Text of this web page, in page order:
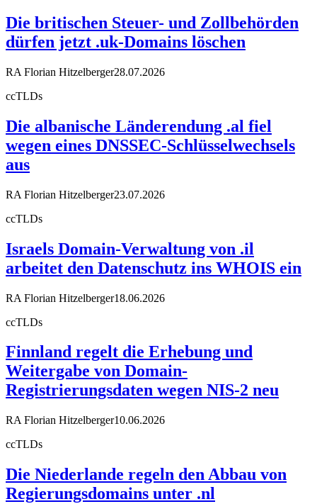
Die britischen Steuer- und Zollbehörden
dürfen jetzt .uk-Domains löschen
RA Florian Hitzelberger28.07.2026
ccTLDs
Die albanische Länderendung .al fiel
wegen eines DNSSEC-Schlüsselwechsels
aus
RA Florian Hitzelberger23.07.2026
ccTLDs
Israels Domain-Verwaltung von .il
arbeitet den Datenschutz ins WHOIS ein
RA Florian Hitzelberger18.06.2026
ccTLDs
Finnland regelt die Erhebung und
Weitergabe von Domain-
Registrierungsdaten wegen NIS-2 neu
RA Florian Hitzelberger10.06.2026
ccTLDs
Die Niederlande regeln den Abbau von
Regierungsdomains unter .nl